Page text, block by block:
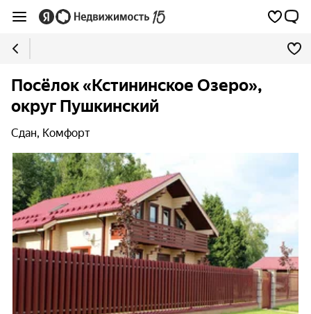
Посёлок «Кстининское Озеро»,
округ Пушкинский
Сдан, Комфорт